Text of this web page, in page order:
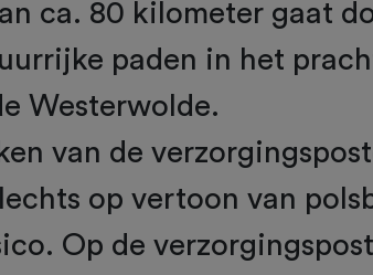
ca. 80 kilometer gaat
paden in het
Westerwolde.
van de
op vertoon van
Op de